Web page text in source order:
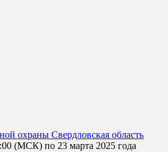
охраны Свердловская область
(МСК) по 23 марта 2025 года